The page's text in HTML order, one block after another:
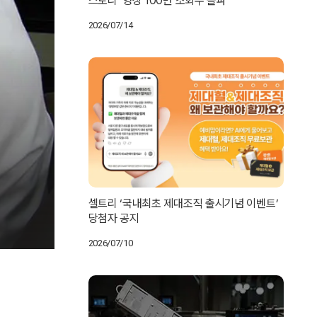
2026/07/14
셀트리 ‘국내최초 제대조직 출시기념 이벤트’
당첨자 공지
2026/07/10